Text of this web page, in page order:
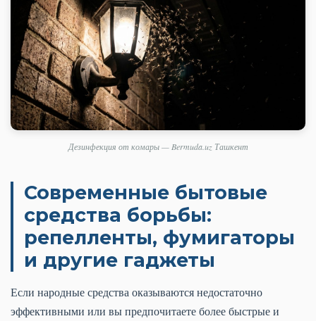
Дезинфекция от комары — Bermuda.uz Ташкент
Современные бытовые
средства борьбы:
репелленты, фумигаторы
и другие гаджеты
Если народные средства оказываются недостаточно
эффективными или вы предпочитаете более быстрые и